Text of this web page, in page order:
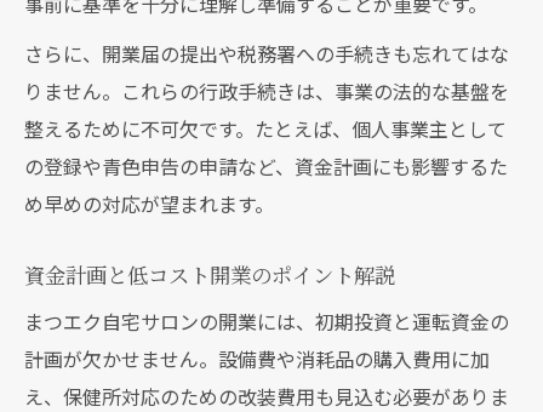
さらに、開業届の提出や税務署への手続きも忘れてはな
りません。これらの行政手続きは、事業の法的な基盤を
整えるために不可欠です。たとえば、個人事業主として
の登録や青色申告の申請など、資金計画にも影響するた
め早めの対応が望まれます。
資金計画と低コスト開業のポイント解説
まつエク自宅サロンの開業には、初期投資と運転資金の
計画が欠かせません。設備費や消耗品の購入費用に加
え、保健所対応のための改装費用も見込む必要がありま